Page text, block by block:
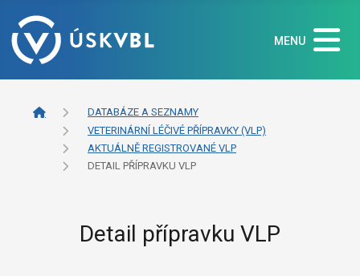
MENU
DATABÁZE A SEZNAMY
VETERINÁRNÍ LÉČIVÉ PŘÍPRAVKY (VLP)
AKTUÁLNĚ REGISTROVANÉ VLP
DETAIL PŘÍPRAVKU VLP
Detail přípravku VLP